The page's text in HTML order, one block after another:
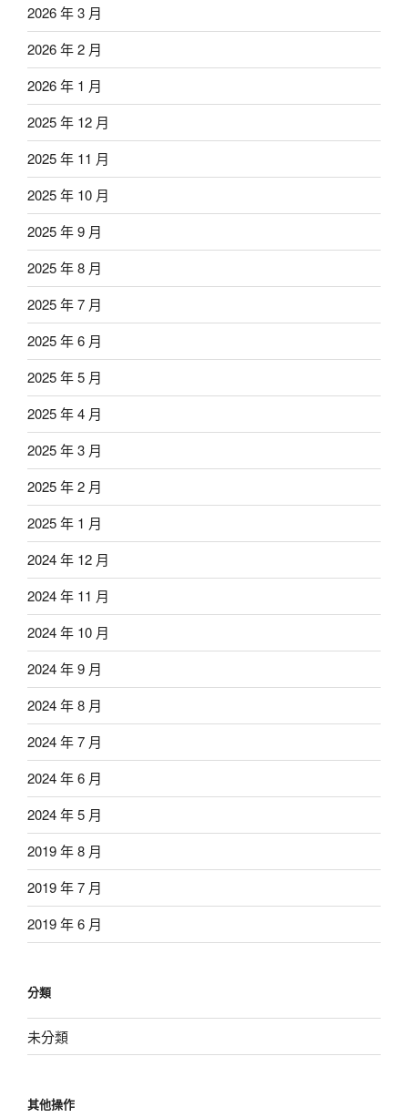
2026 年 3 月
2026 年 2 月
2026 年 1 月
2025 年 12 月
2025 年 11 月
2025 年 10 月
2025 年 9 月
2025 年 8 月
2025 年 7 月
2025 年 6 月
2025 年 5 月
2025 年 4 月
2025 年 3 月
2025 年 2 月
2025 年 1 月
2024 年 12 月
2024 年 11 月
2024 年 10 月
2024 年 9 月
2024 年 8 月
2024 年 7 月
2024 年 6 月
2024 年 5 月
2019 年 8 月
2019 年 7 月
2019 年 6 月
分類
未分類
其他操作